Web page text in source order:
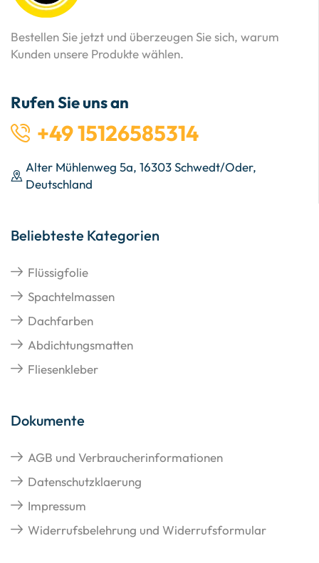
Bestellen Sie jetzt und überzeugen Sie sich, warum
Kunden unsere Produkte wählen.
Rufen Sie uns an
+49 15126585314
Alter Mühlenweg 5a, 16303 Schwedt/Oder,
Deutschland
Beliebteste Kategorien
Flüssigfolie
Spachtelmassen
Dachfarben
Abdichtungsmatten
Fliesenkleber
Dokumente
AGB und Verbraucherinformationen
Datenschutzklaerung
Impressum
Widerrufsbelehrung und Widerrufsformular